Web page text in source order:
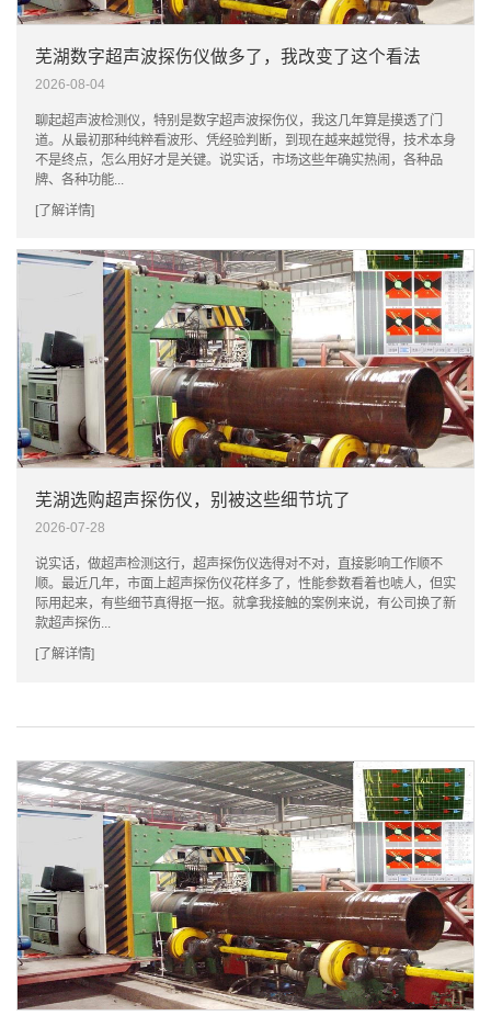
芜湖数字超声波探伤仪做多了，我改变了这个看法
2026-08-04
聊起超声波检测仪，特别是数字超声波探伤仪，我这几年算是摸透了门
道。从最初那种纯粹看波形、凭经验判断，到现在越来越觉得，技术本身
不是终点，怎么用好才是关键。说实话，市场这些年确实热闹，各种品
牌、各种功能...
[了解详情]
芜湖选购超声探伤仪，别被这些细节坑了
2026-07-28
说实话，做超声检测这行，超声探伤仪选得对不对，直接影响工作顺不
顺。最近几年，市面上超声探伤仪花样多了，性能参数看着也唬人，但实
际用起来，有些细节真得抠一抠。就拿我接触的案例来说，有公司换了新
款超声探伤...
[了解详情]